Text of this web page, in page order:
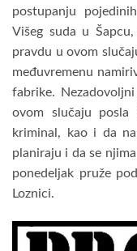
postupanju
Višeg suda u
pravdu u ovom
međuvremenu
fabrike.
ovom slučaju posla
kriminal, kao i da
planiraju i da se
ponedeljak pruže
Loznici.